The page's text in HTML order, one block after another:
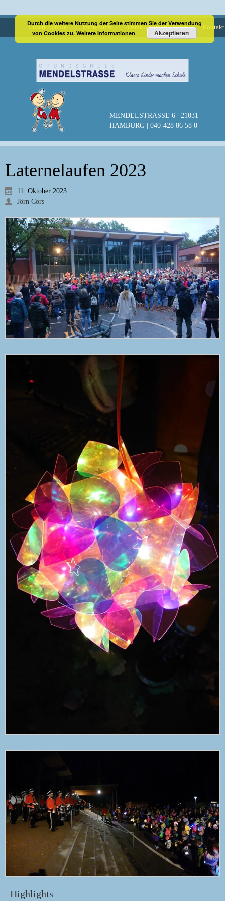
Unsere Schule Impressum Datenschutzerklärung Kontakt
MENDELSTRASSE 6 | 21031
HAMBURG | 040-428 86 58 0
Laternelaufen 2023
11. Oktober 2023
Jörn Cors
Highlights
Durch die weitere Nutzung der Seite stimmen Sie der Verwendung
von Cookies zu. Weitere Informationen Akzeptieren